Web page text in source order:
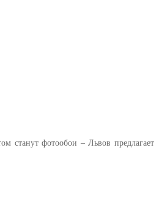
станут фотообои – Львов предлагает